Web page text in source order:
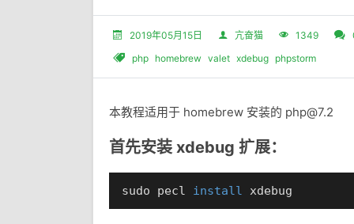
2019年05月15日 亢奋猫 1349
php homebrew valet xdebug phpstorm
本教程适用于 homebrew 安装的 php@7.2
首先安装 xdebug 扩展：
sudo pecl install